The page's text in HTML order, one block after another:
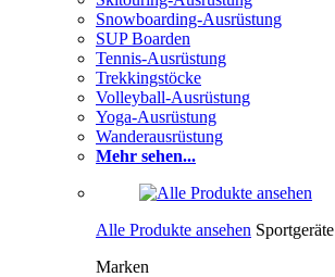
Snowboarding-Ausrüstung
SUP Boarden
Tennis-Ausrüstung
Trekkingstöcke
Volleyball-Ausrüstung
Yoga-Ausrüstung
Wanderausrüstung
Mehr sehen...
Alle Produkte ansehen Sportgeräte
Marken